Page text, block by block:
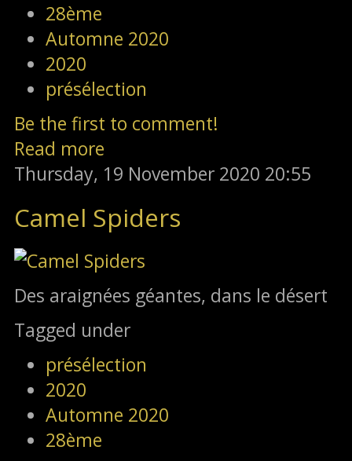
28ème
Automne 2020
2020
présélection
Be the first to comment!
Read more
Thursday, 19 November 2020 20:55
Camel Spiders
Des araignées géantes, dans le désert
Tagged under
présélection
2020
Automne 2020
28ème